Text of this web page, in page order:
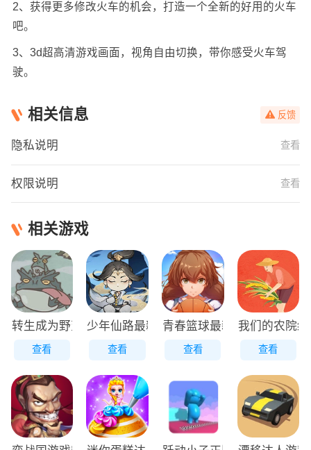
2、获得更多修改火车的机会，打造一个全新的好用的火车
吧。
3、3d超高清游戏画面，视角自由切换，带你感受火车驾
驶。
相关信息 反馈
隐私说明 查看
权限说明 查看
相关游戏
转生成为野蛮人正版
查看
少年仙路最新版
查看
青春篮球最新版
查看
我们的农院
查看